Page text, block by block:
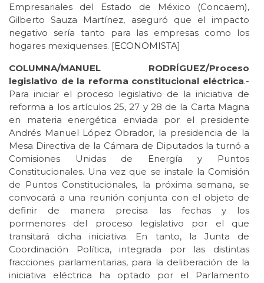
Empresariales del Estado de México (Concaem),
Gilberto Sauza Martínez, aseguró que el impacto
negativo sería tanto para las empresas como los
hogares mexiquenses. [ECONOMISTA]
COLUMNA/MANUEL RODRÍGUEZ/Proceso
legislativo de la reforma constitucional eléctrica.-
Para iniciar el proceso legislativo de la iniciativa de
reforma a los artículos 25, 27 y 28 de la Carta Magna
en materia energética enviada por el presidente
Andrés Manuel López Obrador, la presidencia de la
Mesa Directiva de la Cámara de Diputados la turnó a
Comisiones Unidas de Energía y Puntos
Constitucionales. Una vez que se instale la Comisión
de Puntos Constitucionales, la próxima semana, se
convocará a una reunión conjunta con el objeto de
definir de manera precisa las fechas y los
pormenores del proceso legislativo por el que
transitará dicha iniciativa. En tanto, la Junta de
Coordinación Política, integrada por las distintas
fracciones parlamentarias, para la deliberación de la
iniciativa eléctrica ha optado por el Parlamento